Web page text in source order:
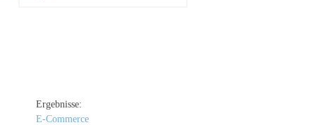
Ergebnisse:
E-Commerce